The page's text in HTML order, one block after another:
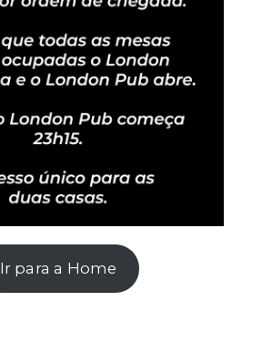
Ir para a Home